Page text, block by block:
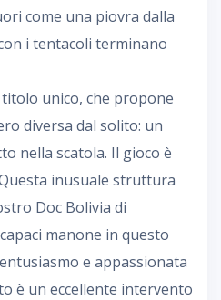
come una piovra dalla
i tentacoli terminano
unico, che propone
diversa dal solito: un
nella scatola. Il gioco è
inusuale struttura
Doc Bolivia di
manone in questo
e appassionata
è un eccellente intervento